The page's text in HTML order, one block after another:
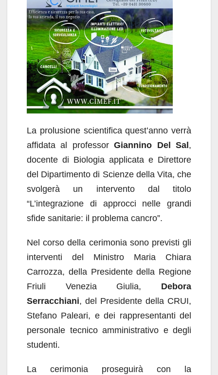
La prolusione scientifica quest’anno verrà
affidata al professorGiannino Del Sal ,
docente di Biologia applicata e Direttore
del Dipartimento di Scienze della Vita, che
svolgerà un intervento dal titolo
“L’integrazione di approcci nelle grandi
sfide sanitarie: il problema cancro”.
Nel corso della cerimonia sono previsti gli
interventi del Ministro Maria Chiara
Carrozza, della Presidente della Regione
Friuli Venezia Giulia, Debora
Serracchiani, del Presidente della CRUI,
Stefano Paleari, e dei rappresentanti del
personale tecnico amministrativo e degli
studenti.
La cerimonia proseguirà con la